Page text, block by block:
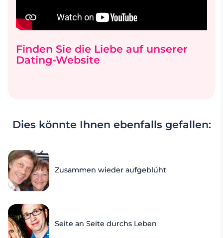
Finden Sie die Liebe auf unserer
Dating-Website
Dies könnte Ihnen ebenfalls gefallen:
Zusammen wieder aufgeblüht
Seite an Seite durchs Leben